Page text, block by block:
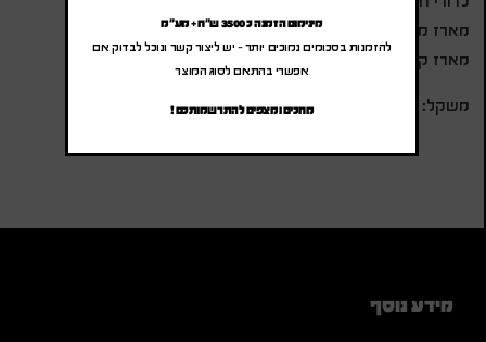
מארז מקלות קינמון בצלופן ) 4-5 יח'(
מארז קוביות סוכר קנים ) 8-10 יח'(
משקל: 1.3 ק״ג | מידה: 20×10.5×34.5 ס״מ
מידע נוסף
מינימום הזמנה כ 3500 ש"ח + מע"מ
להזמנות בסכומים נמוכים יותר – יש ליצור קשר ונוכל לבדוק אם
אפשרי בהתאם לסוג המוצר
מחכים ומצפים להתרשמותכם !